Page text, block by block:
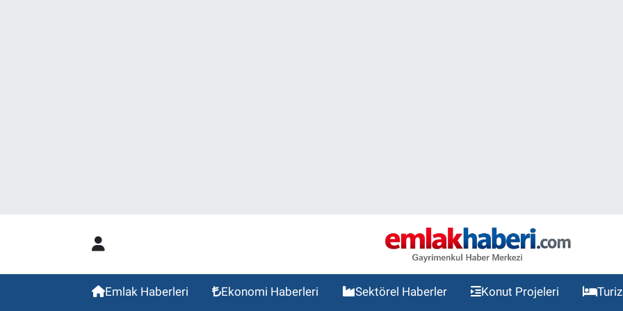
Emlak Haberleri Ekonomi Haberleri Sektörel Haberler Konut Projeleri